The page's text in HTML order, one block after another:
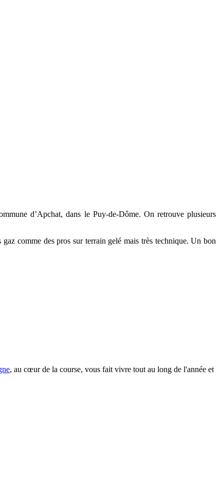
d’Apchat, dans le Puy-de-Dôme. On retrouve plusieurs
comme des pros sur terrain gelé mais très technique. Un bon
, au cœur de la course, vous fait vivre tout au long de l'année et